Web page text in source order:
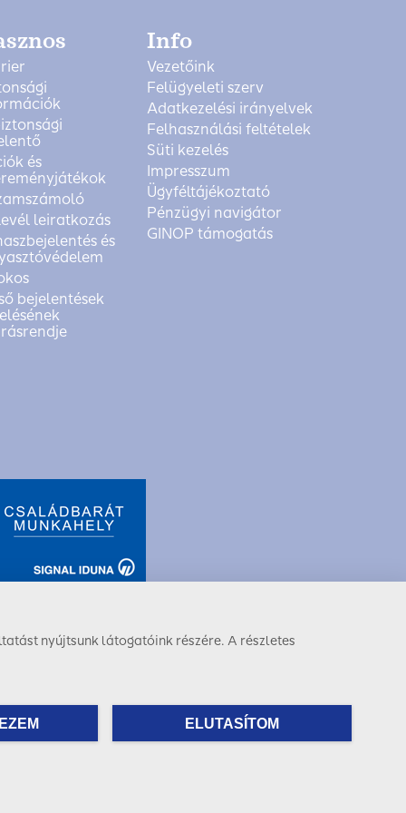
és
leiratkozás
és
bejelentések
Info
Vezetőink
Felügyeleti szerv
Adatkezelési irányelvek
Felhasználási feltételek
Süti kezelés
Impresszum
Ügyféltájékoztató
Pénzügyi navigátor
GINOP támogatás
FacebookLinkedInInstagram
nyújtsunk látogatóink részére. A részletes
ELUTASÍTOM